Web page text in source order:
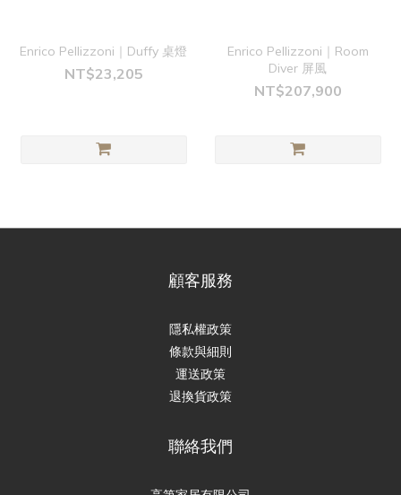
Enrico Pellizzoni｜Duffy 桌燈
NT$23,205
Enrico Pellizzoni｜Room
Diver 屏風
NT$207,900
顧客服務
隱私權政策
條款與細則
運送政策
退換貨政策
聯絡我們